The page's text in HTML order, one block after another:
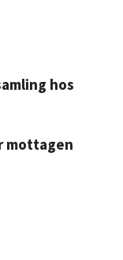
hos
mottagen